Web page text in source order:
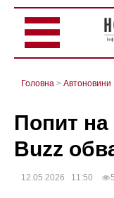
Головна > Автоновини
Попит на
Buzz
12.05.2026 11:50